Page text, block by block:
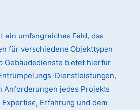
ein umfangreiches Feld, das
für verschiedene Objekttypen
Gebäudedienste bietet hierfür
Dienstleistungen,
Anforderungen jedes Projekts
Erfahrung und dem